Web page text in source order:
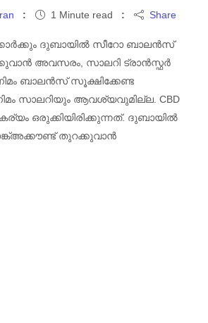
1 Minute read Share
ദുബായിൽ സീറോ ബാലൻസ്
അവസരം, സാലറി ട്രാൻസ്ഫർ
ബാലൻസ് സൂക്ഷിക്കേണ്ട
സാലറിയും ആവശ്യവുമില്ല. CBD
ഒരുക്കിയിരിക്കുന്നത്. ദുബായിൽ
തുറക്കുവാൻ